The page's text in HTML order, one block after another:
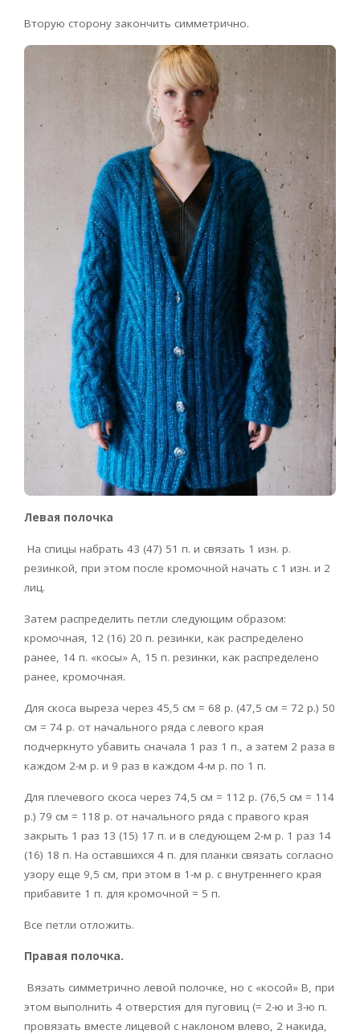
Вторую сторону закончить симметрично.
Левая полочка
На спицы набрать 43 (47) 51 п. и связать 1 изн. р.
резинкой, при этом после кромочной начать с 1 изн. и 2
лиц.
Затем распределить петли следующим образом:
кромочная, 12 (16) 20 п. резинки, как распределено
ранее, 14 п. «косы» А, 15 п. резинки, как распределено
ранее, кромочная.
Для скоса выреза через 45,5 см = 68 р. (47,5 см = 72 р.) 50
см = 74 р. от начального ряда с левого края
подчеркнуто убавить сначала 1 раз 1 п., а затем 2 раза в
каждом 2-м р. и 9 раз в каждом 4-м р. по 1 п.
Для плечевого скоса через 74,5 см = 112 р. (76,5 см = 114
р.) 79 см = 118 р. от начального ряда с правого края
закрыть 1 раз 13 (15) 17 п. и в следующем 2-м р. 1 раз 14
(16) 18 п. На оставшихся 4 п. для планки связать согласно
узору еще 9,5 см, при этом в 1-м р. с внутреннего края
прибавите 1 п. для кромочной = 5 п.
Все петли отложить.
Правая полочка.
Вязать симметрично левой полочке, но с «косой» В, при
этом выполнить 4 отверстия для пуговиц (= 2-ю и 3-ю п.
провязать вместе лицевой с наклоном влево, 2 накида,